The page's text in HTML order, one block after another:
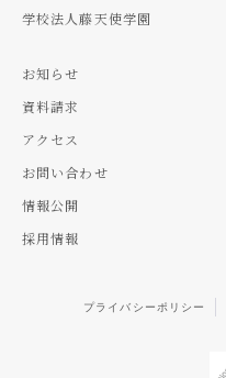
学校法人藤天使学園
お知らせ
資料請求
アクセス
お問い合わせ
情報公開
採用情報
プライバシーポリシー